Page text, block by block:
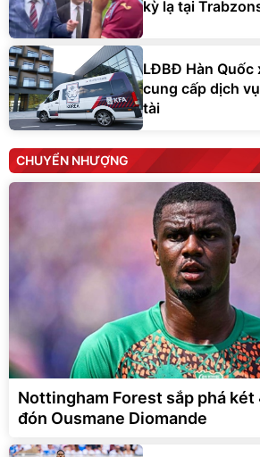
kỳ lạ tại
LĐBĐ Hàn Quốc
cung cấp dịch
tài
CHUYỂN NHƯỢNG
Nottingham Forest sắp phá
đón Ousmane Diomande